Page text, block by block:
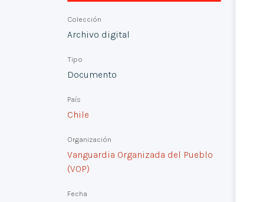
Colección
Archivo digital
Tipo
Documento
País
Chile
Organización
Vanguardia Organizada del Pueblo
(VOP)
Fecha